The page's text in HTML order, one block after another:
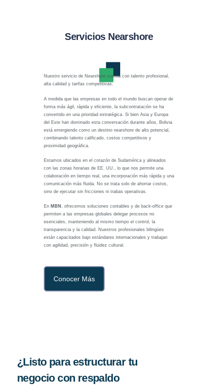
Servicios Nearshore
Nuestro servicio de Nearshore cuenta con talento profesional,
alta calidad y tarifas competitivas.
A medida que las empresas en todo el mundo buscan operar de
forma más ágil, rápida y eficiente, la subcontratación se ha
convertido en una prioridad estratégica. Si bien Asia y Europa
del Este han dominado esta conversación durante años, Bolivia
está emergiendo como un destino nearshore de alto potencial,
combinando talento calificado, costos competitivos y
proximidad geográfica.
Estamos ubicados en el corazón de Sudamérica y alineados
con las zonas horarias de EE. UU., lo que nos permite una
colaboración en tiempo real, una incorporación más rápida y una
comunicación más fluida. No se trata solo de ahorrar costos,
sino de ejecutar sin fricciones ni trabas operativas.
En MBN , ofrecemos soluciones contables y de back-office que
permiten a las empresas globales delegar procesos no
esenciales, manteniendo al mismo tiempo el control, la
transparencia y la calidad. Nuestros profesionales bilingües
están capacitados bajo estándares internacionales y trabajan
con agilidad, precisión y fluidez cultural.
Conocer Más
¿Listo para estructurar tu
negocio con respaldo